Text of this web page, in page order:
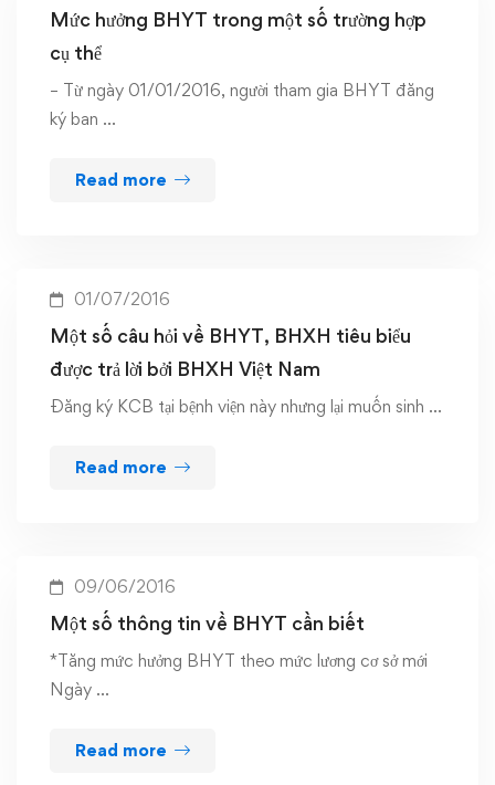
Mức hưởng BHYT trong một số trường hợp
cụ thể
– Từ ngày 01/01/2016, người tham gia BHYT đăng
ký ban …
Read more
01/07/2016
Một số câu hỏi về BHYT, BHXH tiêu biểu
được trả lời bởi BHXH Việt Nam
Đăng ký KCB tại bệnh viện này nhưng lại muốn sinh …
Read more
09/06/2016
Một số thông tin về BHYT cần biết
*Tăng mức hưởng BHYT theo mức lương cơ sở mới
Ngày …
Read more